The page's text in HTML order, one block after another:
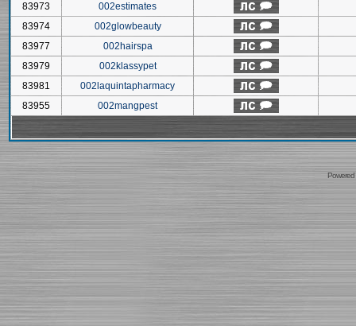
83973
002estimates
83974
002glowbeauty
83977
002hairspa
83979
002klassypet
83981
002laquintapharmacy
83955
002mangpest